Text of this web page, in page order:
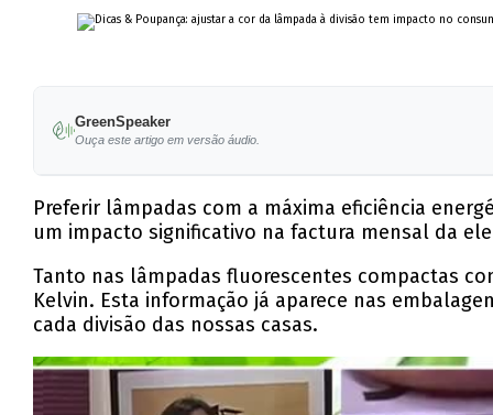
GreenSpeaker
Ouça este artigo em versão áudio.
Preferir lâmpadas com a máxima eficiência
um impacto significativo na factura mensal da
Tanto nas lâmpadas fluorescentes compactas
Kelvin. Esta informação já aparece nas
cada divisão das nossas casas.